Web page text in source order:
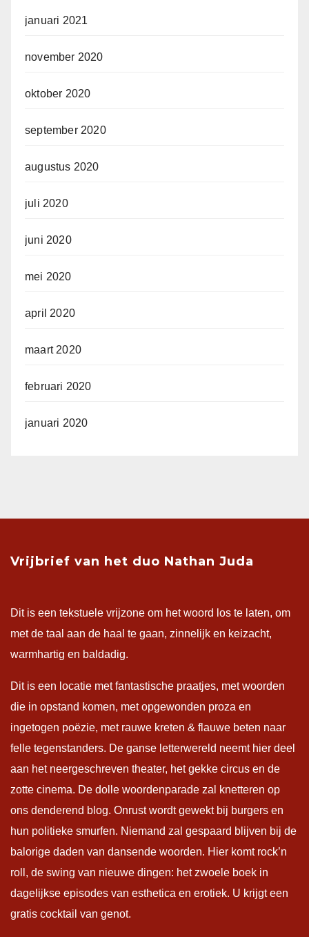
januari 2021
november 2020
oktober 2020
september 2020
augustus 2020
juli 2020
juni 2020
mei 2020
april 2020
maart 2020
februari 2020
januari 2020
Vrijbrief van het duo Nathan Juda
Dit is een tekstuele vrijzone om het woord los te laten, om
met de taal aan de haal te gaan, zinnelijk en keizacht,
warmhartig en baldadig.
Dit is een locatie met fantastische praatjes, met woorden
die in opstand komen, met opgewonden proza en
ingetogen poëzie, met rauwe kreten & flauwe beten naar
felle tegenstanders. De ganse letterwereld neemt hier deel
aan het neergeschreven theater, het gekke circus en de
zotte cinema. De dolle woordenparade zal knetteren op
ons denderend blog. Onrust wordt gewekt bij burgers en
hun politieke smurfen. Niemand zal gespaard blijven bij de
balorige daden van dansende woorden. Hier komt rock’n
roll, de swing van nieuwe dingen: het zwoele boek in
dagelijkse episodes van esthetica en erotiek. U krijgt een
gratis cocktail van genot.